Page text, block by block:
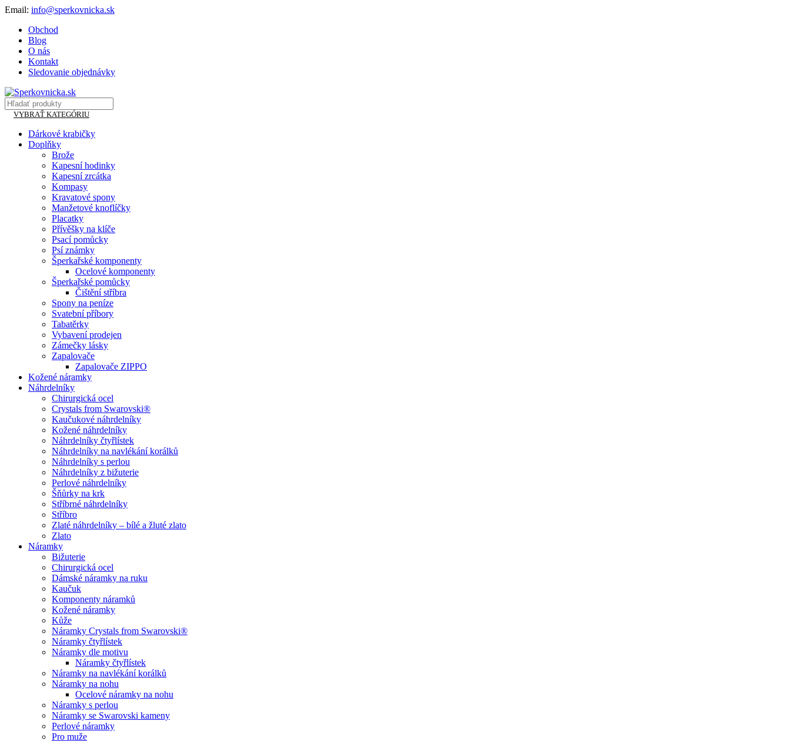
Email: info@sperkovnicka.sk
Obchod
Blog
O nás
Kontakt
Sledovanie objednávky
VYBRAŤ KATEGÓRIU
Dárkové krabičky
Doplňky
Brože
Kapesní hodinky
Kapesní zrcátka
Kompasy
Kravatové spony
Manžetové knoflíčky
Placatky
Přívěšky na klíče
Psací pomůcky
Psí známky
Šperkařské komponenty
Ocelové komponenty
Šperkařské pomůcky
Čištění stříbra
Spony na peníze
Svatební příbory
Tabatěrky
Vybavení prodejen
Zámečky lásky
Zapalovače
Zapalovače ZIPPO
Kožené náramky
Náhrdelníky
Chirurgická ocel
Crystals from Swarovski®
Kaučukové náhrdelníky
Kožené náhrdelníky
Náhrdelníky čtyřlístek
Náhrdelníky na navlékání korálků
Náhrdelníky s perlou
Náhrdelníky z bižuterie
Perlové náhrdelníky
Šňůrky na krk
Stříbrné náhrdelníky
Stříbro
Zlaté náhrdelníky – bílé a žluté zlato
Zlato
Náramky
Bižuterie
Chirurgická ocel
Dámské náramky na ruku
Kaučuk
Komponenty náramků
Kožené náramky
Kůže
Náramky Crystals from Swarovski®
Náramky čtyřlístek
Náramky dle motivu
Náramky čtyřlístek
Náramky na navlékání korálků
Náramky na nohu
Ocelové náramky na nohu
Náramky s perlou
Náramky se Swarovski kameny
Perlové náramky
Pro muže